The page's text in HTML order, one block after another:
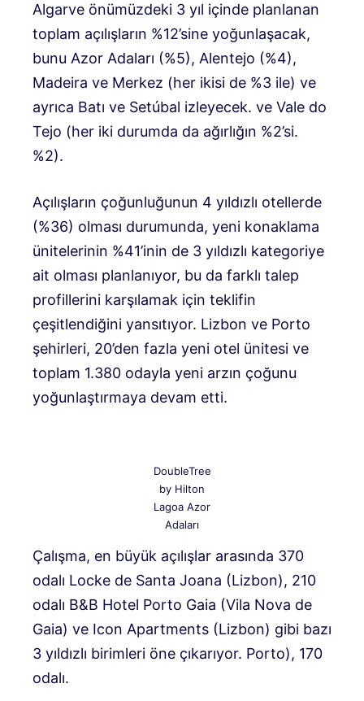
Algarve önümüzdeki 3 yıl içinde planlanan
toplam açılışların %12’sine yoğunlaşacak,
bunu Azor Adaları (%5), Alentejo (%4),
Madeira ve Merkez (her ikisi de %3 ile) ve
ayrıca Batı ve Setúbal izleyecek. ve Vale do
Tejo (her iki durumda da ağırlığın %2’si.
%2).
Açılışların çoğunluğunun 4 yıldızlı otellerde
(%36) olması durumunda, yeni konaklama
ünitelerinin %41’inin de 3 yıldızlı kategoriye
ait olması planlanıyor, bu da farklı talep
profillerini karşılamak için teklifin
çeşitlendiğini yansıtıyor. Lizbon ve Porto
şehirleri, 20’den fazla yeni otel ünitesi ve
toplam 1.380 odayla yeni arzın çoğunu
yoğunlaştırmaya devam etti.
DoubleTree
by Hilton
Lagoa Azor
Adaları
Çalışma, en büyük açılışlar arasında 370
odalı Locke de Santa Joana (Lizbon), 210
odalı B&B Hotel Porto Gaia (Vila Nova de
Gaia) ve Icon Apartments (Lizbon) gibi bazı
3 yıldızlı birimleri öne çıkarıyor. Porto), 170
odalı.